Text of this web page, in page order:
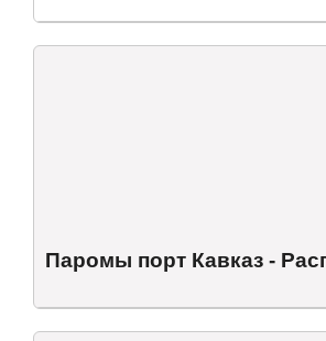
Паромы порт Кавказ -